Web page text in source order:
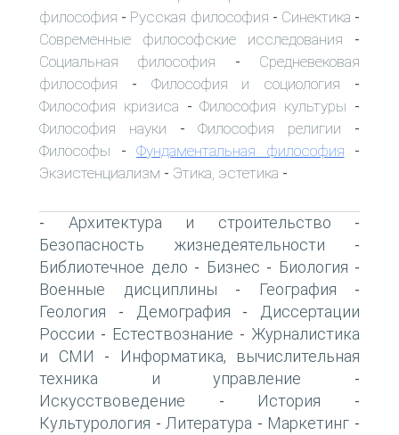
философия - Русская философия - Синектика -
Современные философские исследования -
Социальная философия - Средневековая
философия - Философия и социология -
Философия кризиса -Философия культуры -
Философия науки -Философия религии -
Философы - Фундаментальная философия -
Экзистенциализм - Этика, эстетика -
- Архитектура и строительство -
Безопасность жизнедеятельности -
Библиотечное дело - Бизнес - Биология -
Военные дисциплины - География -
Геология - Демография -
Диссертации
России - Естествознание - Журналистика
и СМИ -
Информатика, вычислительная
техника и управление -
Искусствоведение - История -
Культурология - Литература - Маркетинг -